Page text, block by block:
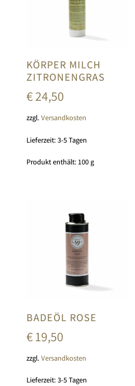
KÖRPER MILCH
ZITRONENGRAS
€24,50
zzgl.Versandkosten
Lieferzeit:3-5 Tagen
Produkt enthält: 100g
BADEÖL ROSE
€19,50
zzgl.Versandkosten
Lieferzeit:3-5 Tagen